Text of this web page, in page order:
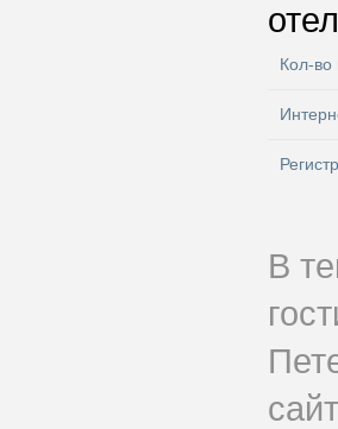
Кол-во
В